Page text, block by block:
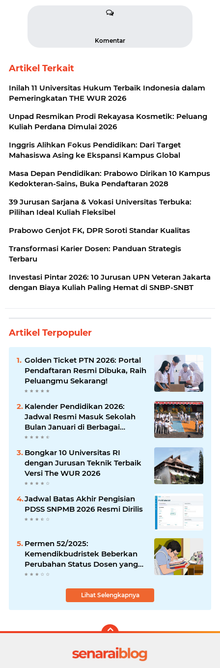
Komentar
Artikel Terkait
Inilah 11 Universitas Hukum Terbaik Indonesia dalam
Pemeringkatan THE WUR 2026
Unpad Resmikan Prodi Rekayasa Kosmetik: Peluang
Kuliah Perdana Dimulai 2026
Inggris Alihkan Fokus Pendidikan: Dari Target
Mahasiswa Asing ke Ekspansi Kampus Global
Masa Depan Pendidikan: Prabowo Dirikan 10 Kampus
Kedokteran-Sains, Buka Pendaftaran 2028
39 Jurusan Sarjana & Vokasi Universitas Terbuka:
Pilihan Ideal Kuliah Fleksibel
Prabowo Genjot FK, DPR Soroti Standar Kualitas
Transformasi Karier Dosen: Panduan Strategis
Terbaru
Investasi Pintar 2026: 10 Jurusan UPN Veteran Jakarta
dengan Biaya Kuliah Paling Hemat di SNBP-SNBT
Artikel Terpopuler
Golden Ticket PTN 2026: Portal
Pendaftaran Resmi Dibuka, Raih
Peluangmu Sekarang!
Kalender Pendidikan 2026:
Jadwal Resmi Masuk Sekolah
Bulan Januari di Berbagai
Daerah
Bongkar 10 Universitas RI
dengan Jurusan Teknik Terbaik
Versi The WUR 2026
Jadwal Batas Akhir Pengisian
PDSS SNPMB 2026 Resmi Dirilis
Permen 52/2025:
Kemendikbudristek Beberkan
Perubahan Status Dosen yang
Krusial
Lihat Selengkapnya